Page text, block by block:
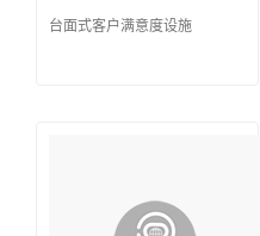
台面式客户满意度设施